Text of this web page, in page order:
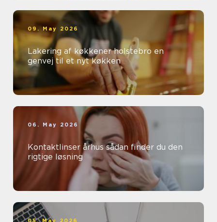
09. May 2026
Lakering af køkkener holstebro en
genvej til et nyt køkken
06. May 2026
Kontaktlinser århus sådan finder du den
rigtige løsning